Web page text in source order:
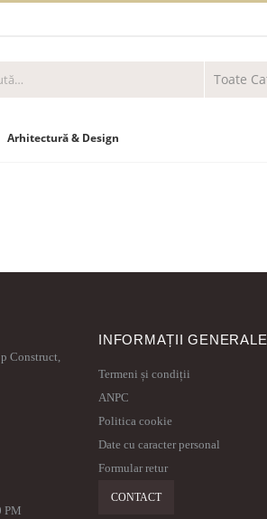
Arhitectură & Design
Construct,
PM
INFORMAȚII GENERALE
Termeni și condiții
ANPC
Politica cookie
Date cu caracter personal
Formular retur
CONTACT